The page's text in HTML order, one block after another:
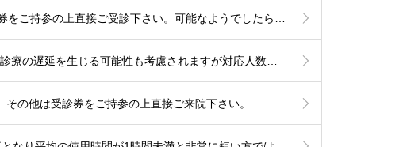
の他は受診券をご持参の上直接ご来院下さい。